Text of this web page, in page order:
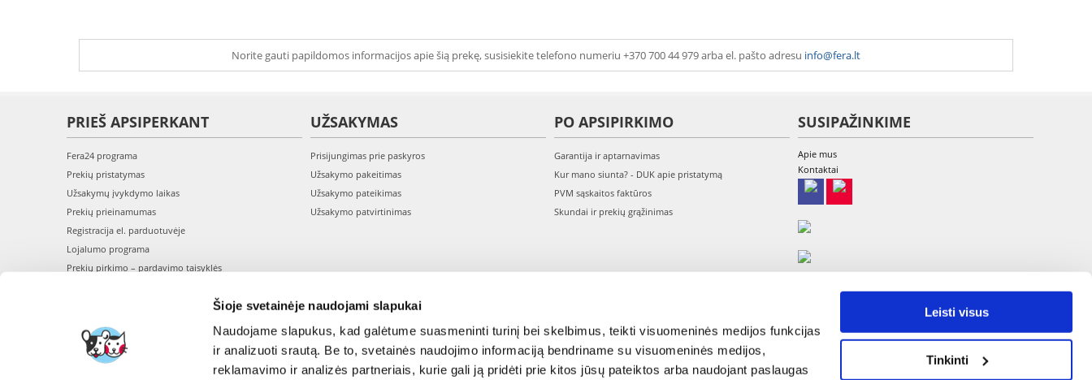
Šioje svetainėje naudojami slapukai
Naudojame slapukus, kad galėtume suasmeninti turinį bei skelbimus, teikti visuomeninės medijos funkcijas
ir analizuoti srautą. Be to, svetainės naudojimo informaciją bendriname su visuomeninės medijos,
reklamavimo ir analizės partneriais, kurie gali ją pridėti prie kitos jūsų pateiktos arba naudojant paslaugas
Leisti visus
Tinkinti
Norite gauti papildomos informacijos apie šią prekę, susisiekite telefono numeriu +370 700 44 979 arba el. pašto adresu info@fera.lt
PRIEŠ APSIPERKANT
Fera24 programa
Prekių pristatymas
Užsakymų įvykdymo laikas
Prekių prieinamumas
Registracija el. parduotuvėje
Lojalumo programa
Prekių pirkimo – pardavimo taisyklės
UŽSAKYMAS
Prisijungimas prie paskyros
Užsakymo pakeitimas
Užsakymo pateikimas
Užsakymo patvirtinimas
PO APSIPIRKIMO
Garantija ir aptarnavimas
Kur mano siunta? - DUK apie pristatymą
PVM sąskaitos faktūros
Skundai ir prekių grąžinimas
SUSIPAŽINKIME
Apie mus
Kontaktai
UAB Etina, A. Goštauto g. 8-220, LT-01108 Vilnius
Tel: +370 700 449 79, El.paštas: